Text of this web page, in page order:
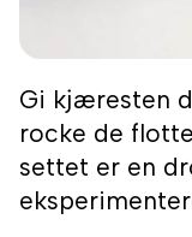
Gi kjæresten
rocke de
settet er en